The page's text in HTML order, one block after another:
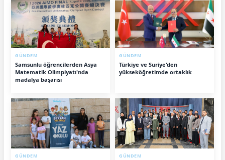
GÜNDEM
Samsunlu öğrencilerden Asya
Matematik Olimpiyatı'nda
madalya başarısı
GÜNDEM
Türkiye ve Suriye'den
yükseköğretimde ortaklık
GÜNDEM GÜNDEM